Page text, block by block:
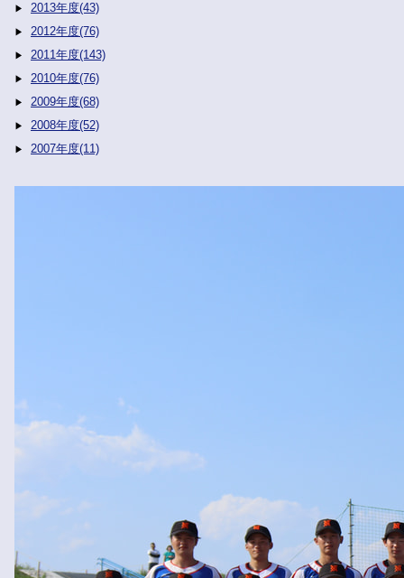
2013年度(43)
2012年度(76)
2011年度(143)
2010年度(76)
2009年度(68)
2008年度(52)
2007年度(11)